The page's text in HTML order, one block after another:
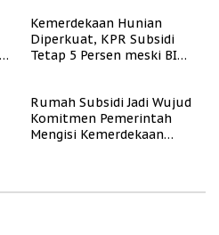
Kemerdekaan Hunian
Diperkuat, KPR Subsidi
Tetap 5 Persen meski BI
Rumah Subsidi Jadi Wujud
Komitmen Pemerintah
Mengisi Kemerdekaan